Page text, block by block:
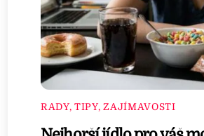
RADY, TIPY, ZAJÍMAVOSTI